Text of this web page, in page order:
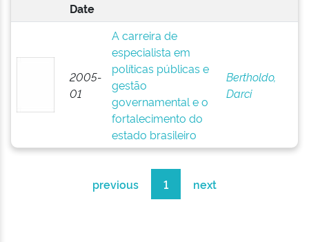
Date
2005-
01
A carreira de
especialista em
políticas públicas e
gestão
governamental e o
fortalecimento do
estado brasileiro
Bertholdo,
Darci
previous 1 next